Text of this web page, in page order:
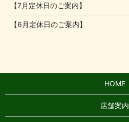
【7月定休日のご案内】
【6月定休日のご案内】
HOME
店舗案内